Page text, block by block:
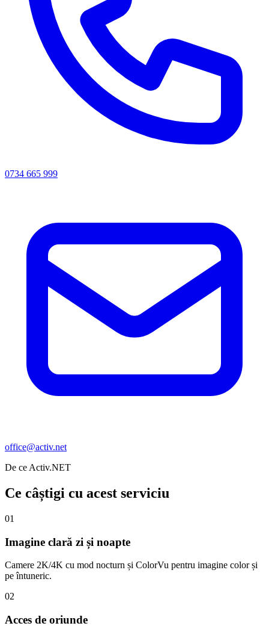
0734 665 999
office@activ.net
De ce Activ.NET
Ce câștigi cu acest serviciu
01
Imagine clară zi și noapte
Camere 2K/4K cu mod nocturn și ColorVu pentru imagine color și
pe întuneric.
02
Acces de oriunde